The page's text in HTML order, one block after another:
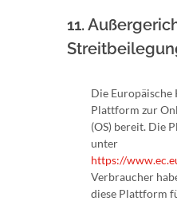
11.
Die
Plattform zur
(OS) bereit. Die
unter
https://
Verbraucher
diese Plattform